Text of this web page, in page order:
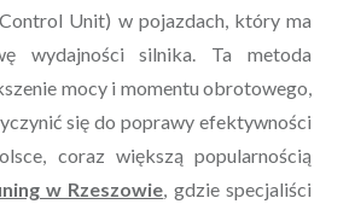
Unit) w pojazdach, który ma
wydajności silnika. Ta metoda
mocy i momentu obrotowego,
się do poprawy efektywności
coraz większą popularnością
w Rzeszowie, gdzie specjaliści